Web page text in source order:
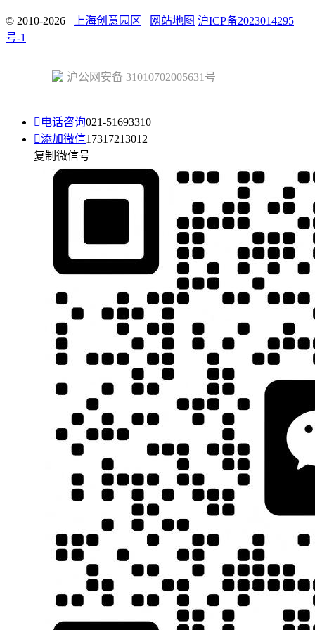
© 2010-2026 上海创意园区 网站地图 沪ICP备2023014295
号-1
沪公网安备 31010702005631号
 电话咨询021-51693310
添加微信17317213012
复制微信号